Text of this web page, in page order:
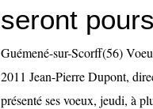
seront
Guémené-sur-Scorff(56)
2011 Jean-Pierre Dupont,
présenté ses voeux, jeudi, à